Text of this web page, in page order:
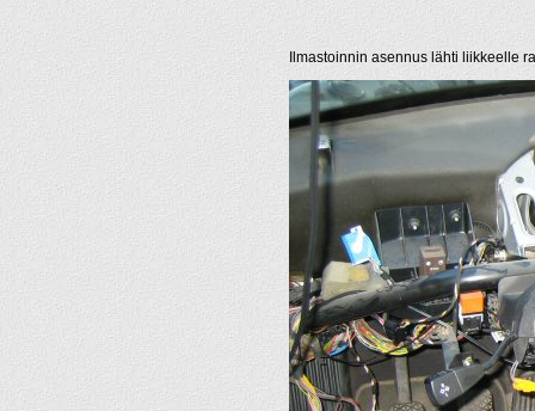
Ilmastoinnin asennus lähti liikkeelle